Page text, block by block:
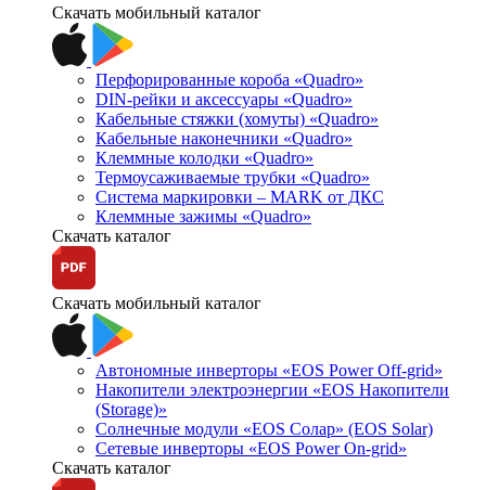
Скачать мобильный каталог
Перфорированные короба «Quadro»
DIN-рейки и аксессуары «Quadro»
Кабельные стяжки (хомуты) «Quadro»
Кабельные наконечники «Quadro»
Клеммные колодки «Quadro»
Термоусаживаемые трубки «Quadro»
Система маркировки – MARK от ДКС
Клеммные зажимы «Quadro»
Скачать каталог
Скачать мобильный каталог
Автономные инверторы «EOS Power Off-grid»
Накопители электроэнергии «EOS Накопители
(Storage)»
Солнечные модули «EOS Солар» (EOS Solar)
Сетевые инверторы «EOS Power On-grid»
Скачать каталог